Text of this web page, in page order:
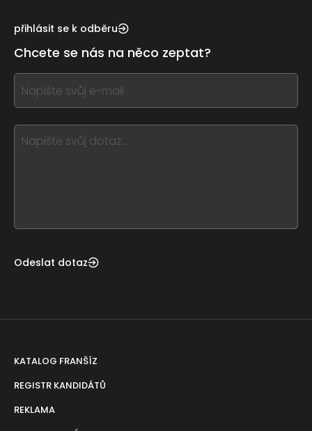
this,
this
form
field
blank
přihlásit se k odběru
Chcete se nás na něco zeptat?
If
you
this,
leave
Odeslat dotaz
KATALOG FRANŠÍZ
REGISTR KANDIDÁTŮ
REKLAMA